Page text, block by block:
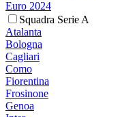
Euro 2024
Squadra Serie A
Atalanta
Bologna
Cagliari
Como
Fiorentina
Frosinone
Genoa